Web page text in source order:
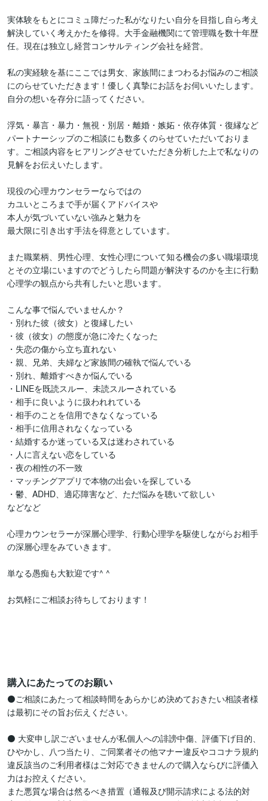
実体験をもとにコミュ障だった私がなりたい自分を目指し自ら考え
解決していく考えかたを修得。大手金融機関にて管理職を数十年歴
任。現在は独立し経営コンサルティング会社を経営。
私の実経験を基にここでは男女、家族間にまつわるお悩みのご相談
にのらせていただきます！優しく真摯にお話をお伺いいたします。
自分の想いを存分に語ってください。
浮気・暴言・暴力・無視・別居・離婚・嫉妬・依存体質・復縁など
パートナーシップのご相談にも数多くのらせていただいておりま
す。ご相談内容をヒアリングさせていただき分析した上で私なりの
見解をお伝えいたします。
現役の心理カウンセラーならではの
カユいところまで手が届くアドバイスや
本人が気づいていない強みと魅力を
最大限に引き出す手法を得意としています。
また職業柄、男性心理、女性心理について知る機会の多い職場環境
とその立場にいますのでどうしたら問題が解決するのかを主に行動
心理学の観点から共有したいと思います。
こんな事で悩んでいませんか？
・別れた彼（彼女）と復縁したい
・彼（彼女）の態度が急に冷たくなった
・失恋の傷から立ち直れない
・親、兄弟、夫婦など家族間の確執で悩んでいる
・別れ、離婚すべきか悩んでいる
・LINEを既読スルー、未読スルーされている
・相手に良いように扱われれている
・相手のことを信用できなくなっている
・相手に信用されなくなっている
・結婚するか迷っている又は迷わされている
・人に言えない恋をしている
・夜の相性の不一致
・マッチングアプリで本物の出会いを探している
・鬱、ADHD、適応障害など、ただ悩みを聴いて欲しい
などなど
心理カウンセラーが深層心理学、行動心理学を駆使しながらお相手
の深層心理をみていきます。
単なる愚痴も大歓迎です^ ^
お気軽にご相談お待ちしております！
購入にあたってのお願い
⚫️ご相談にあたって相談時間をあらかじめ決めておきたい相談者様
は最初にその旨お伝えください。
⚫️ 大変申し訳ございませんが私個人への誹謗中傷、評価下げ目的、
ひやかし、八つ当たり、ご同業者その他マナー違反やココナラ規約
違反該当のご利用者様はご対応できませんので購入ならびに評価入
力はお控えください。
また悪質な場合は然るべき措置（通報及び開示請求による法的対